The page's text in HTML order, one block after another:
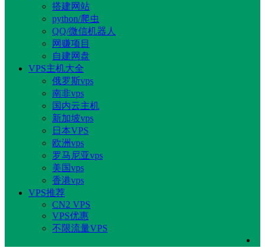
搭建网站
python/爬虫
QQ/微信机器人
网赚项目
自建网盘
VPS主机大全
俄罗斯vps
南非vps
国内云主机
新加坡vps
日本VPS
欧洲vps
罗马尼亚vps
美国vps
香港vps
VPS推荐
CN2 VPS
VPS优惠
不限流量VPS